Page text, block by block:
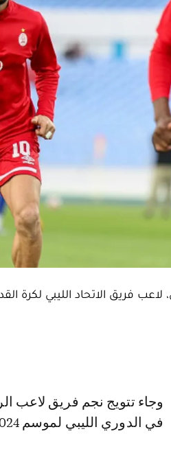
لاعب فريق الاتحاد الليبي لكرة
وجاء تتويج نجم فريق لاعب الرجاء الرياضي السابق بجائزة أفضل لاعب محترف
في الدوري الليبي لموسم 2024-2025، لقاء تألقه في صفوف فريق الاتحاد.